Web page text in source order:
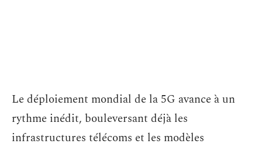
Le déploiement mondial de la 5G avance à un
rythme inédit, bouleversant déjà les
infrastructures télécoms et les modèles